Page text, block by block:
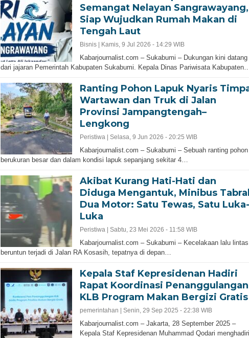
Semangat Nelayan Sangrawayang,
Siap Wujudkan Rumah Makan di
Tengah Laut
Bisnis | Kamis, 9 Jul 2026 - 14:29 WIB
Kabarjournalist.com – Sukabumi – Dukungan kini datang
dari jajaran Pemerintah Kabupaten Sukabumi. Kepala Dinas Pariwisata
Ranting Pohon Lapuk Nyaris
Wartawan dan Truk di Jalan
Provinsi Jampangtengah–
Lengkong
Peristiwa | Selasa, 9 Jun 2026 - 20:25 WIB
Kabarjournalist.com – Sukabumi – Sebuah ranting pohon
berukuran besar dan dalam kondisi lapuk sepanjang sekitar 4…
Akibat Kurang Hati-Hati dan
Diduga Mengantuk, Minibus
Dua Motor: Satu Tewas, Satu Luka-
Luka
Peristiwa | Sabtu, 23 Mei 2026 - 11:58 WIB
Kabarjournalist.com – Sukabumi – Kecelakaan lalu lintas
beruntun terjadi di Jalan RA Kosasih, tepatnya di depan…
Kepala Staf Kepresidenan Hadiri
Rapat Koordinasi Penanggulangan
KLB Program Makan Bergizi Gratis
pemerintahan | Senin, 29 Sep 2025 - 22:38 WIB
Kabarjournalist.com – Jakarta, 28 September 2025 –
Kepala Staf Kepresidenan Muhammad Qodari menghadiri